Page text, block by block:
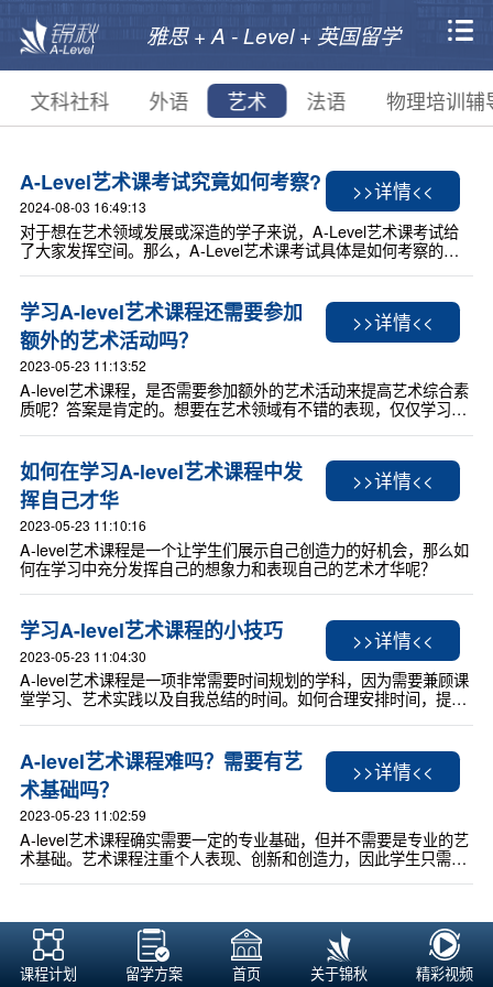
雅思 + A - Level + 英国留学
文科社科 外语 艺术 法语 物理培训辅
A-Level艺术课考试究竟如何考察?
2024-08-03 16:49:13
对于想在艺术领域发展或深造的学子来说，A-Level艺术课考试给
了大家发挥空间。那么，A-Level艺术课考试具体是如何考察的
>>详情<<
学习A-level艺术课程还需要参加
额外的艺术活动吗？
2023-05-23 11:13:52
A-level艺术课程，是否需要参加额外的艺术活动来提高艺术综合素
质呢？答案是肯定的。想要在艺术领域有不错的表现，仅仅学习课
>>详情<<
如何在学习A-level艺术课程中发
挥自己才华
2023-05-23 11:10:16
A-level艺术课程是一个让学生们展示自己创造力的好机会，那么如
何在学习中充分发挥自己的想象力和表现自己的艺术才华呢？
>>详情<<
学习A-level艺术课程的小技巧
2023-05-23 11:04:30
A-level艺术课程是一项非常需要时间规划的学科，因为需要兼顾课
堂学习、艺术实践以及自我总结的时间。如何合理安排时间，提高
>>详情<<
A-level艺术课程难吗？需要有艺
术基础吗？
2023-05-23 11:02:59
A-level艺术课程确实需要一定的专业基础，但并不需要是专业的艺
术基础。艺术课程注重个人表现、创新和创造力，因此学生只需要
的成绩。
>>详情<<
A-level艺术课程详解：课程设
置、考试形式等有哪些特点？
2023-05-23 11:00:56
>>详情<<
课程计划 留学方案 首页 关于锦秋 精彩视频